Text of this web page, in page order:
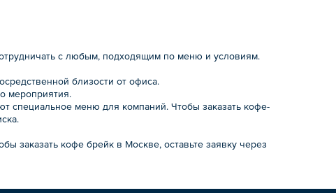
с любым, подходящим по меню и условиям.
близости от офиса.
мероприятия.
специальное меню для компаний. Чтобы заказать кофе-
заказать кофе брейк в Москве, оставьте заявку через